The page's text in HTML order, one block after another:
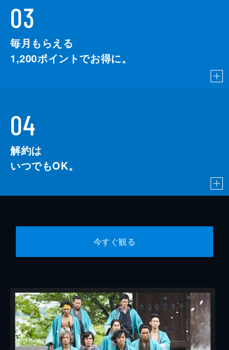
03
毎月もらえる
1,200ポイントでお得に。
04
解約は
いつでもOK。
今すぐ観る